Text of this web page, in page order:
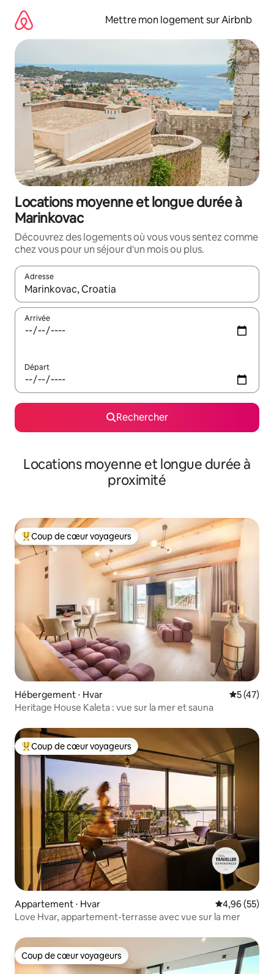
directement
contenu
Mettre mon logement sur Airbnb
Locations moyenne et longue durée à
Marinkovac
Découvrez des logements où vous vous sentez comme
chez vous pour un séjour d'un mois ou plus.
Adresse
Lorsque les résultats s'affichent, utilisez les flèches vers le
Arrivée
Départ
Rechercher
Locations moyenne et longue durée à
proximité
Coups de cœur voyageurs les plus appréciés
Coup de cœur voyageurs
Hébergement ⋅ Hvar
5 (47)
Heritage House Kaleta : vue sur la mer et sauna
Coups de cœur voyageurs les plus appréciés
Coup de cœur voyageurs
Appartement ⋅ Hvar Évaluation
4,96 (55)
Love Hvar, appartement-terrasse avec vue sur la mer
Coup de cœur voyageurs
Coup de cœur voyageurs